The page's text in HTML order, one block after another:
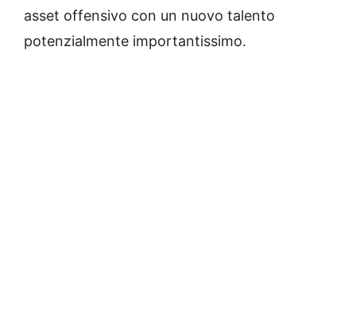
asset offensivo con un nuovo talento
potenzialmente importantissimo.